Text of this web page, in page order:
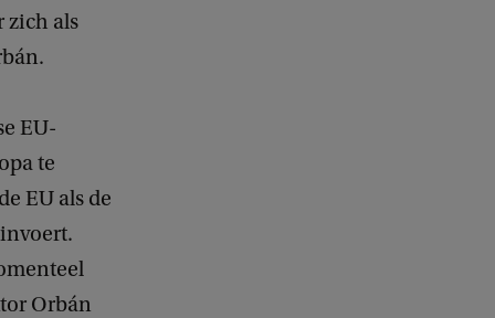
zich als
EU-
te
EU als de
Orbán